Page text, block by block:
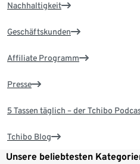
Nachhaltigkeit
Geschäftskunden
Affiliate Programm
Presse
5 Tassen täglich – der Tchibo
Tchibo Blog
Unsere beliebtesten